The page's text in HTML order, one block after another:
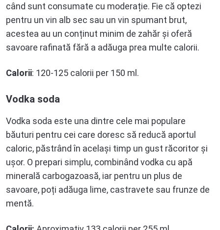
când sunt consumate cu moderație. Fie că optezi
pentru un vin alb sec sau un vin spumant brut,
acestea au un conținut minim de zahăr și oferă
savoare rafinată fără a adăuga prea multe calorii.
Calorii: 120-125 calorii per 150 ml.
Vodka soda
Vodka soda este una dintre cele mai populare
băuturi pentru cei care doresc să reducă aportul
caloric, păstrând în același timp un gust răcoritor și
ușor. O prepari simplu, combinând vodka cu apă
minerală carbogazoasă, iar pentru un plus de
savoare, poți adăuga lime, castravete sau frunze de
mentă.